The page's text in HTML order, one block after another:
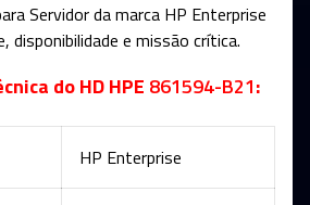
Servidor da marca HP Enterprise
disponibilidade e missão crítica.
do HD HPE 861594-B21:
HP Enterprise